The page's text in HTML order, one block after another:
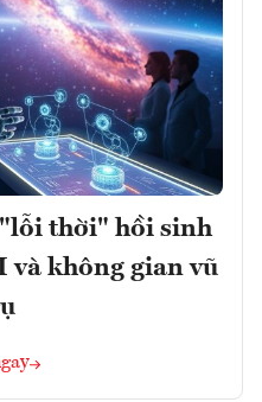
thời" hồi sinh
và không gian vũ